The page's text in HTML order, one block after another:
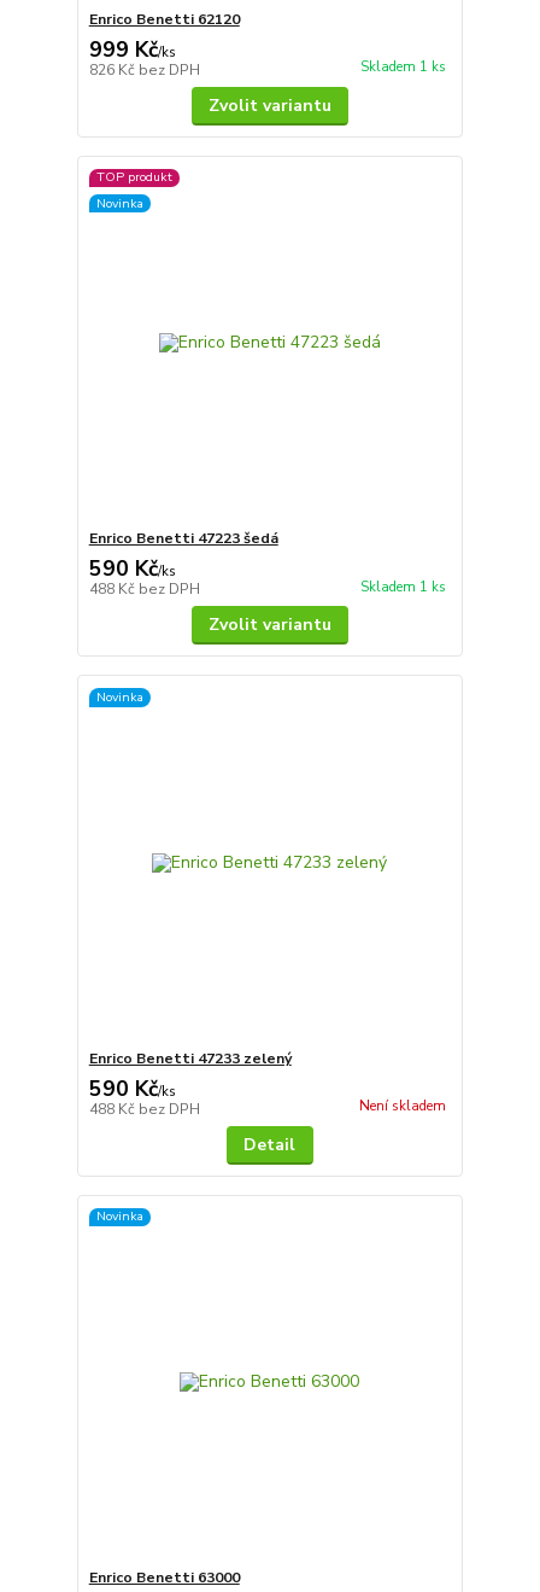
Enrico Benetti 62120
999 Kč/ks
826 Kč bez DPH Skladem 1 ks
Zvolit variantu
TOP produkt
Novinka
Enrico Benetti 47223 šedá
590 Kč/ks
488 Kč bez DPH Skladem 1 ks
Zvolit variantu
Novinka
Enrico Benetti 47233 zelený
590 Kč/ks
488 Kč bez DPH Není skladem
Detail
Novinka
Enrico Benetti 63000